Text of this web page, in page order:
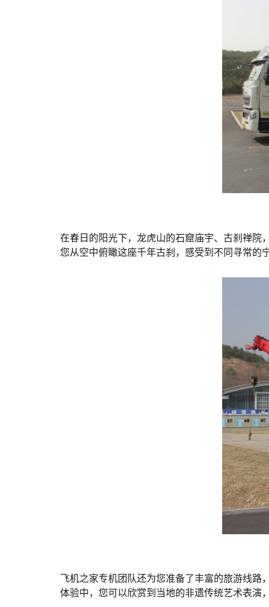
在春日的阳光下，龙虎山的石窟庙宇、古刹禅院
您从空中俯瞰这座千年古刹，感受到不同寻常的
飞机之家专机团队还为您准备了丰富的旅游线
体验中，您可以欣赏到当地的非遗传统艺术表演